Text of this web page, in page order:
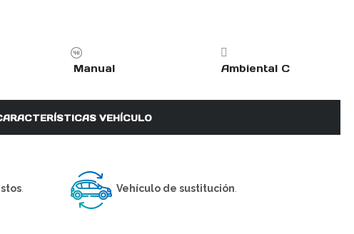
Manual Ambiental C
VEHÍCULO
. Vehículo de sustitución.